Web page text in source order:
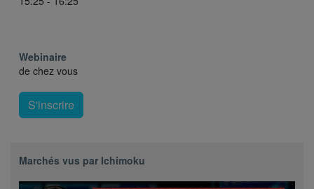
Webinaire
de chez vous
S'inscrire
Marchés vus par Ichimoku